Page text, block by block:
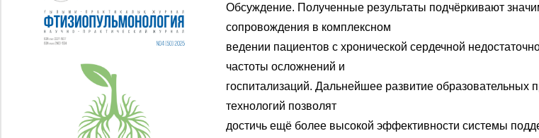
Обсуждение. Полученные результаты подчёркивают
сопровождения в комплексном
ведении пациентов с хронической сердечной
частоты осложнений и
госпитализаций. Дальнейшее развитие образовательных
технологий позволят
достичь ещё более высокой эффективности системы